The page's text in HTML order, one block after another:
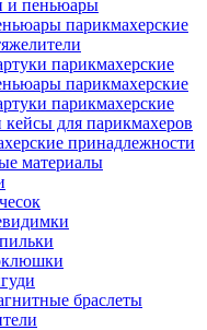
и пеньюары
парикмахерские
парикмахерские
парикмахерские
парикмахерские
для парикмахеров
принадлежности
материалы
браслеты